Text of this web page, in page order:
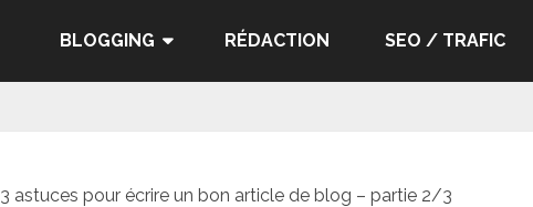
BLOGGING RÉDACTION SEO / TRAFIC
3 astuces pour écrire un bon article de blog – partie 2/3